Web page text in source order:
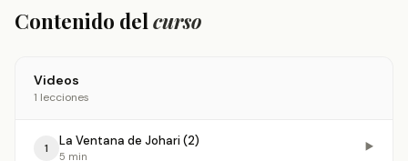
Contenido delcurso
Videos
1 lecciones
1 La Ventana de Johari (2)
5 min
▶️